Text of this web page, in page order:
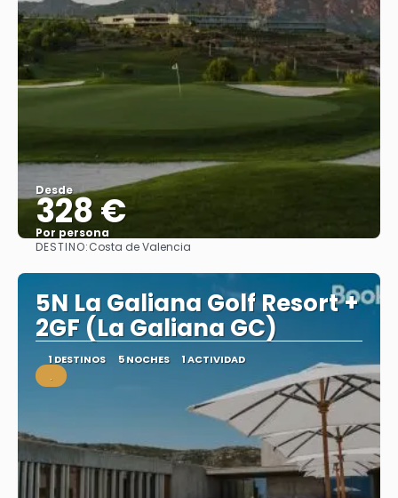
Desde
328 €
Por persona
Ver
DESTINO:Costa de Valencia
5N La Galiana Golf Resort +
2GF (La Galiana GC)
1 DESTINOS 5 NOCHES 1 ACTIVIDAD
.